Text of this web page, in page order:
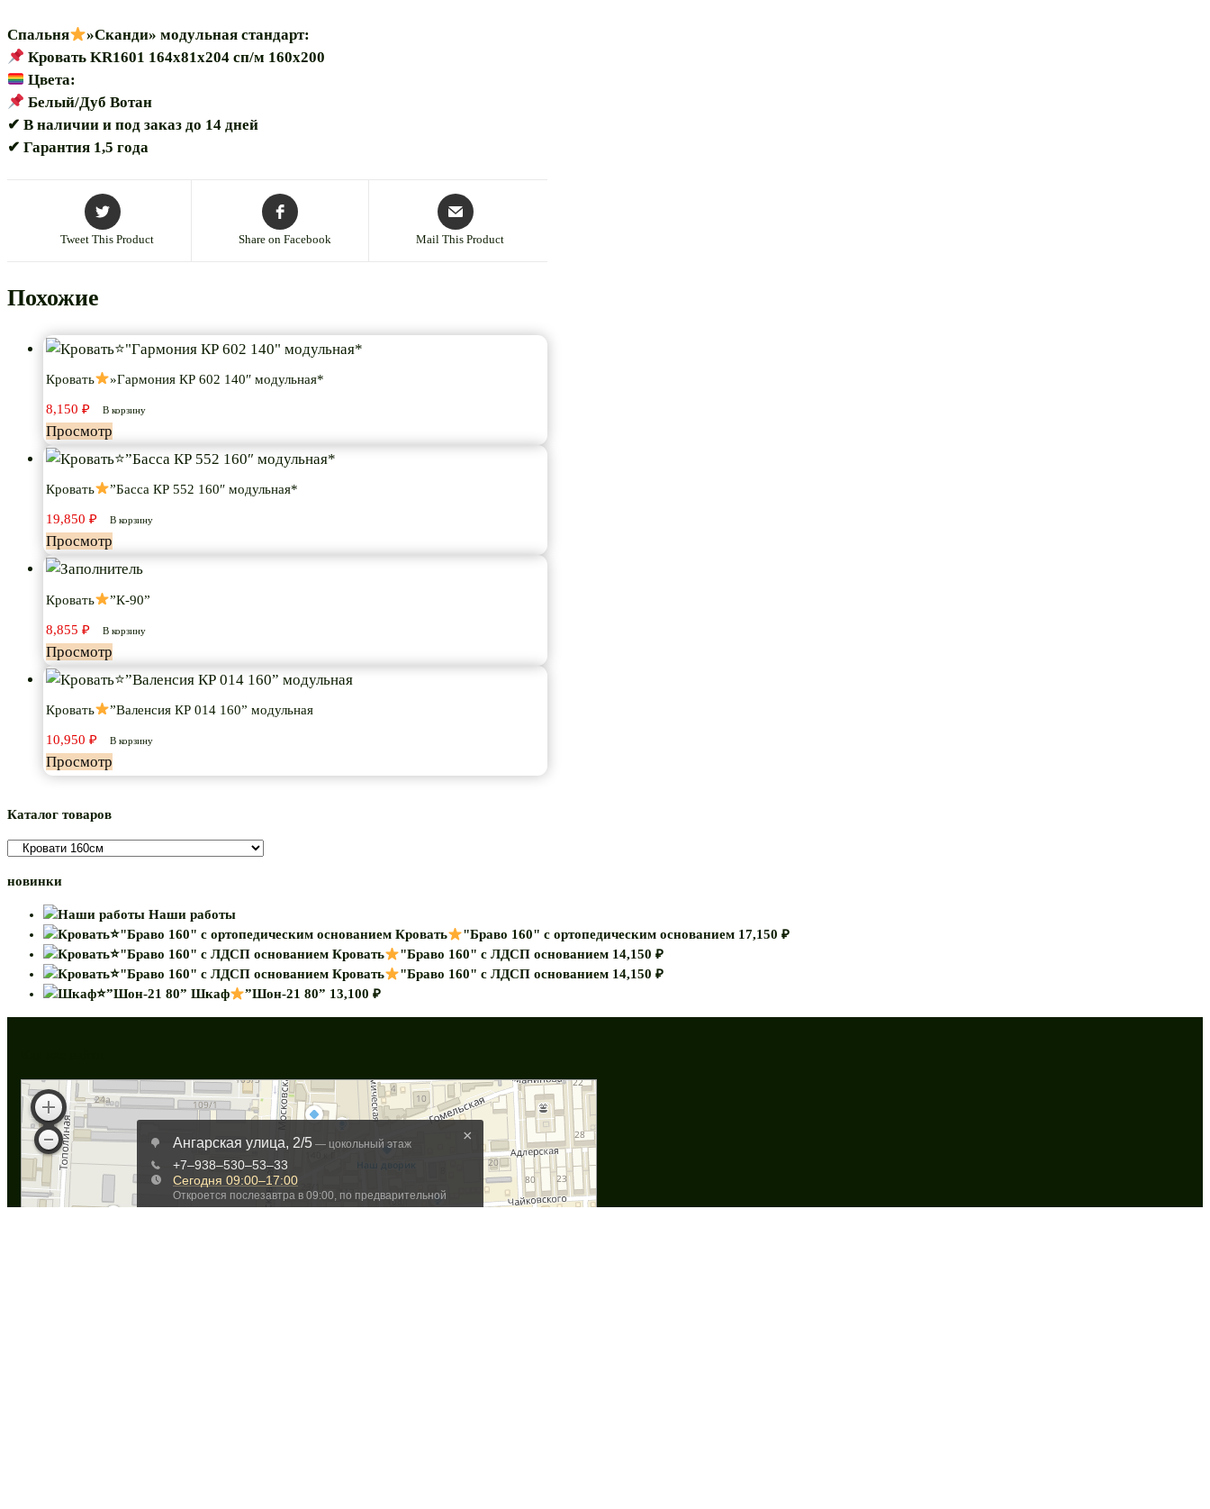
Спальня
»Сканди» модульная стандарт:
Кровать KR1601 164х81х204 сп/м 160х200
Цвета:
Белый/Дуб Вотан
✔ В наличии и под заказ до 14 дней
✔ Гарантия 1,5 года
Tweet This Product Share on Facebook Mail This Product
Похожие
Кровать »Гармония КР 602 140″ модульная*
8,150 ₽ В корзину
Просмотр
Кровать ”Басса КР 552 160″ модульная*
19,850 ₽ В корзину
Просмотр
Кровать ”К-90”
8,855 ₽ В корзину
Просмотр
Кровать ”Валенсия КР 014 160” модульная
10,950 ₽ В корзину
Просмотр
Каталог товаров
новинки
Наши работы
Кровать
"Браво 160" с ортопедическим основанием 17,150₽
Кровать
"Браво 160" с ЛДСП основанием 14,150₽
Кровать
"Браво 160" с ЛДСП основанием 14,150₽
Шкаф
”Шон-21 80” 13,100₽